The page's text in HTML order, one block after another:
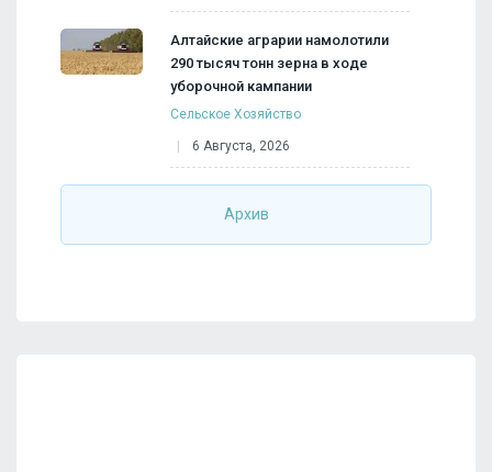
Алтайские аграрии намолотили
290 тысяч тонн зерна в ходе
уборочной кампании
Сельское Хозяйство
6 Августа, 2026
Архив